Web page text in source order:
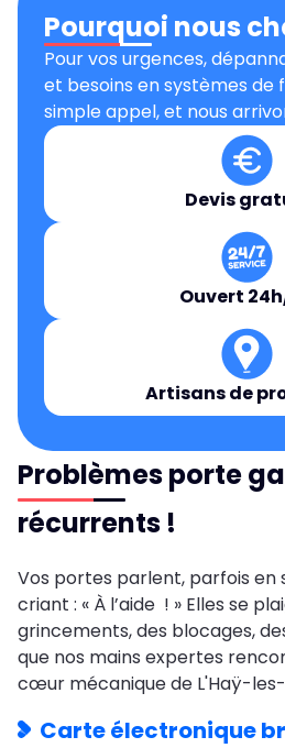
Pourquoi nous
Pour vos urgences,
et besoins en systèmes de
simple appel, et nous
Devis
Ouvert
Artisans de
Problèmes porte
récurrents !
Vos portes parlent, parfois en
criant : « À l’aide ! » Elles se
grincements, des blocages,
que nos mains expertes
cœur mécanique de L'Haÿ-les-
Carte électronique